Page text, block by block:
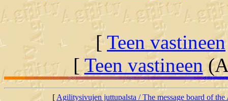
[Teen vastineen
[Teen vastineen
[Agilitysivujen juttupalsta / The message board of